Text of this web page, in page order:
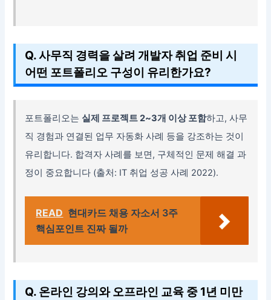
Q. 사무직 경력을 살려 개발자 취업 준비 시
어떤 포트폴리오 구성이 유리한가요?
포트폴리오는 실제 프로젝트 2~3개 이상 포함하고, 사무
직 경험과 연결된 업무 자동화 사례 등을 강조하는 것이
유리합니다. 합격자 사례를 보면, 구체적인 문제 해결 과
정이 중요합니다 (출처: IT 취업 성공 사례 2022).
READ 현대카드 채용 자소서 3주
핵심포인트 진짜 될까
Q. 온라인 강의와 오프라인 교육 중 1년 미만